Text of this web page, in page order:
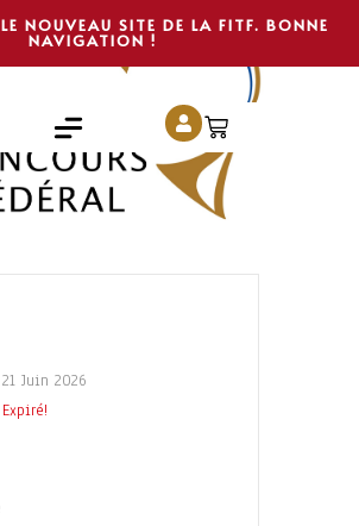
NOUVEAU SITE DE LA FITF. BONNE
NAVIGATION !
21 Juin 2026
Expiré!